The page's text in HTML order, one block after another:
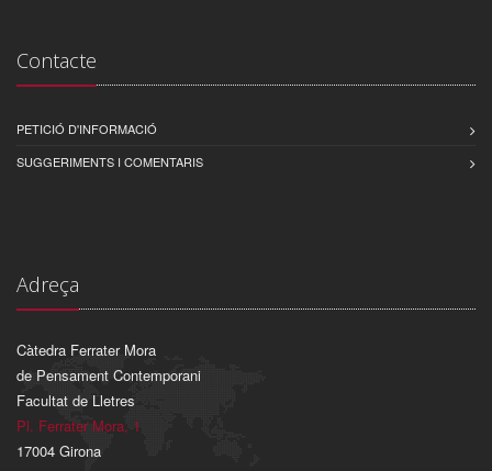
Contacte
PETICIÓ D'INFORMACIÓ
SUGGERIMENTS I COMENTARIS
Adreça
Càtedra Ferrater Mora
de Pensament Contemporani
Facultat de Lletres
Pl. Ferrater Mora, 1
17004 Girona